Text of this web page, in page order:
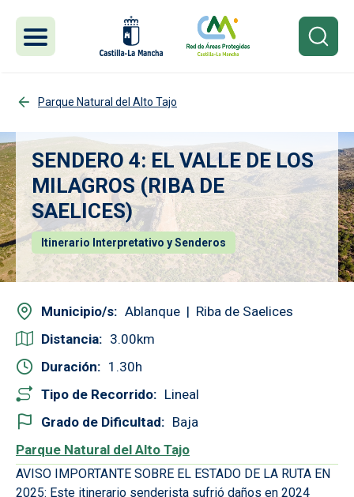
Parque Natural del Alto Tajo
SENDERO 4: EL VALLE DE LOS
MILAGROS (RIBA DE
SAELICES)
Itinerario Interpretativo y Senderos
Municipio/s Ablanque
Riba de Saelices
Distancia
3.00
Duración
1.30
Tipo de Recorrido
Lineal
Grado de Dificultad
Baja
Parque Natural del Alto Tajo
AVISO IMPORTANTE SOBRE EL ESTADO DE LA RUTA EN
2025: Este itinerario senderista sufrió daños en 2024